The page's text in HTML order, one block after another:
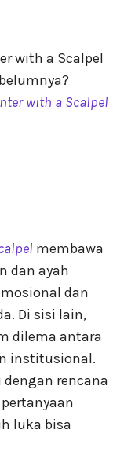
with a Scalpel
with a Scalpel
membawa
dan ayah
dan
Di sisi lain,
dilema antara
institusional.
rencana
luka bisa